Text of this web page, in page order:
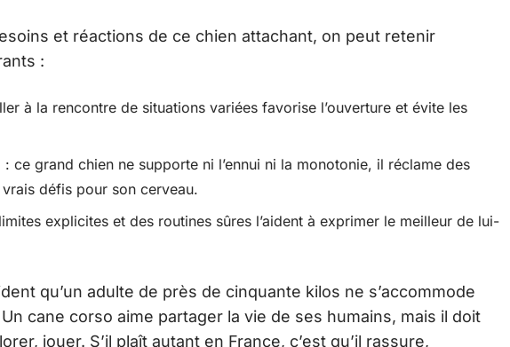
et réactions de ce chien attachant, on peut retenir
:
à la rencontre de situations variées favorise l’ouverture et évite les
: ce grand chien ne supporte ni l’ennui ni la monotonie, il réclame des
défis pour son cerveau.
explicites et des routines sûres l’aident à exprimer le meilleur de lui-
qu’un adulte de près de cinquante kilos ne s’accommode
cane corso aime partager la vie de ses humains, mais il doit
jouer. S’il plaît autant en France, c’est qu’il rassure,